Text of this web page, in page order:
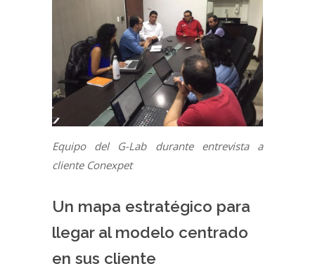
Equipo del G-Lab durante entrevista a
cliente Conexpet
Un mapa estratégico para
llegar al modelo centrado
en sus cliente